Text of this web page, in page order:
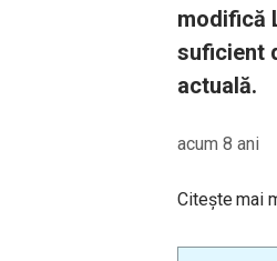
modifică
suficient
actuală.
acum 8 ani
Citește mai